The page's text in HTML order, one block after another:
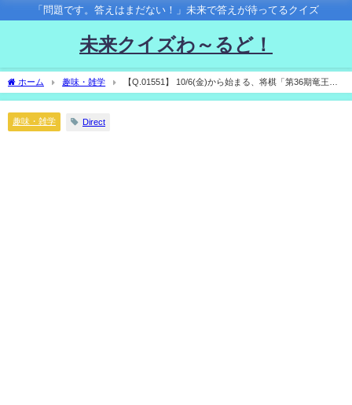
「問題です。答えはまだない！」未来で答えが待ってるクイズ
未来クイズわ～るど！
ホーム 趣味・雑学
【Q.01551】 10/6(金)から始まる、将棋「第36期竜王
戦」七番勝負。藤井聡太竜王vs伊藤匠七段の対戦結果は？
趣味・雑学 Direct